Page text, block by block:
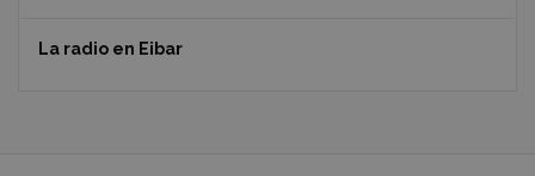
La radio en Eibar